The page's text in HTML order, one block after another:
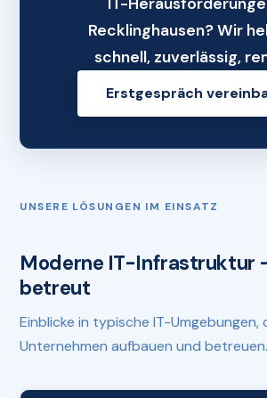
Recklinghausen? Wir
schnell, zuverlässig,
Erstgespräch
UNSERE LÖSUNGEN IM EINSATZ
Moderne IT-Infrastruktur
betreut
Einblicke in typische IT-Umgebungen,
Unternehmen aufbauen und betreuen.